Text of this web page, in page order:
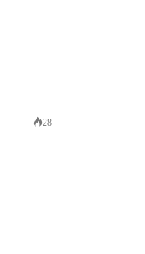
28